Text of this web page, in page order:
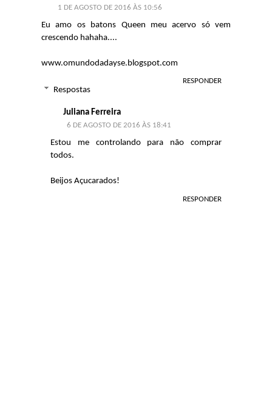
1 DE AGOSTO DE 2016 ÀS 10:56
Eu amo os batons Queen meu acervo só vem
crescendo hahaha....
www.omundodadayse.blogspot.com
RESPONDER
Respostas
Juliana Ferreira
6 DE AGOSTO DE 2016 ÀS 18:41
Estou me controlando para não comprar
todos.
Beijos Açucarados!
RESPONDER